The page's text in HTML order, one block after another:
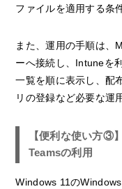
ファイルを適用する条
また、運用の手順は、
ーへ接続し、Intuneを
一覧を順に表示し、配
リの登録など必要な運
【便利な使い方③
Teamsの利用
Windows 11の